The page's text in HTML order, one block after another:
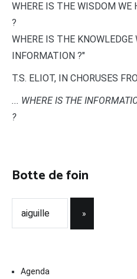
WHERE IS THE WISDOM WE
?
WHERE IS THE KNOWLEDGE
INFORMATION ?"
T.S. ELIOT, IN CHORUSES
... WHERE IS THE
?
Botte de foin
Agenda